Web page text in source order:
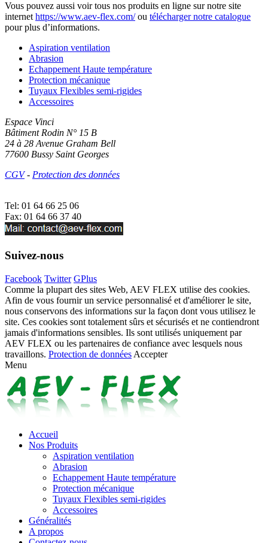
Vous pouvez aussi voir tous nos produits en ligne sur notre site
internethttps://www.aev-flex.com/ou télécharger notre catalogue
pour plus d’informations.
Aspiration ventilation
Abrasion
Echappement Haute température
Protection mécanique
Tuyaux Flexibles semi-rigides
Accessoires
Espace Vinci
Bâtiment Rodin N° 15 B
24 à 28 Avenue Graham Bell
77600 Bussy Saint Georges
CGV- Protection des données
Tel: 01 64 66 25 06
Fax: 01 64 66 37 40
Suivez-nous
Facebook Twitter GPlus
Comme la plupart des sites Web, AEV FLEX utilise des cookies.
Afin de vous fournir un service personnalisé et d'améliorer le site,
nous conservons des informations sur la façon dont vous utilisez le
site. Ces cookies sont totalement sûrs et sécurisés et ne contiendront
jamais d'informations sensibles. Ils sont utilisés uniquement par
AEV FLEX ou les partenaires de confiance avec lesquels nous
travaillons. Protection de données Accepter
Menu
Accueil
Nos Produits
Aspiration ventilation
Abrasion
Echappement Haute température
Protection mécanique
Tuyaux Flexibles semi-rigides
Accessoires
Généralités
A propos